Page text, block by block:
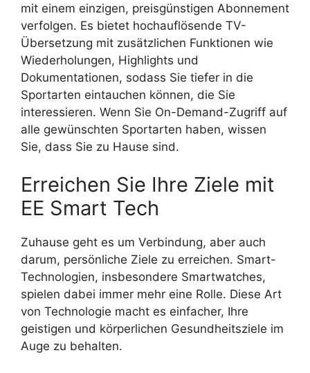
mit einem einzigen, preisgünstigen Abonnement
verfolgen. Es bietet hochauflösende TV-
Übersetzung mit zusätzlichen Funktionen wie
Wiederholungen, Highlights und
Dokumentationen, sodass Sie tiefer in die
Sportarten eintauchen können, die Sie
interessieren. Wenn Sie On-Demand-Zugriff auf
alle gewünschten Sportarten haben, wissen
Sie, dass Sie zu Hause sind.
Erreichen Sie Ihre Ziele mit
EE Smart Tech
Zuhause geht es um Verbindung, aber auch
darum, persönliche Ziele zu erreichen. Smart-
Technologien, insbesondere Smartwatches,
spielen dabei immer mehr eine Rolle. Diese Art
von Technologie macht es einfacher, Ihre
geistigen und körperlichen Gesundheitsziele im
Auge zu behalten.